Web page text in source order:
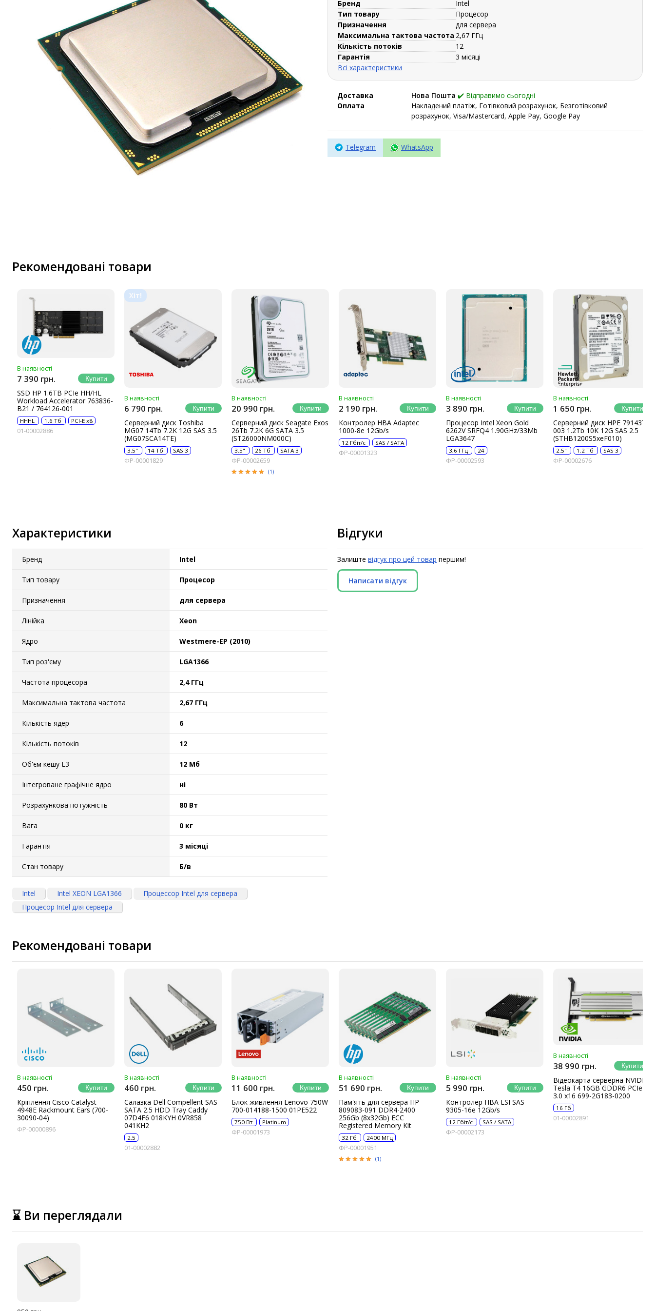
Жорсткі диски та SSD
SAS диски
SATA диски
NVMe диски
Кулери та системи охолодження
Кошики та салазки для жорстких дисків
Павербанки
Кабелі, роз'єми, перехідники
Аксесуари для ноутбуків
Акумулятори
Зовнішні блоки живлення
Монітори
Клавіатури, миші, комплекти
Відеоспостереження
Бренд
Intel
Тип товару
Процесор
Призначення
для сервера
Максимальна тактова частота 2,67 ГГц
Кількість потоків
12
Гарантія
3 місяці
Всі характеристики
Доставка Нова Пошта ✔️ Відправимо сьогодні
Оплата
Накладений платіж, Готівковий розрахунок, Безготівковий
розрахунок, Visa/Mastercard, Apple Pay, Google Pay
Telegram WhatsApp
Рекомендовані товари
В наявності
7 390 грн.
SSD HP 1.6TB PCIe HH/HL
Workload Accelerator 763836-
B21 / 764126-001
HHHL 1.6 Тб PCI-E x8
01-00002886
Хіт!
В наявності
6 790 грн.
Серверний диск Toshiba
MG07 14Tb 7.2K 12G SAS 3.5
(MG07SCA14TE)
3.5" 14 Тб SAS 3
ФР-00001829
В наявності
20 990 грн.
Серверний диск Seagate Exos
26Tb 7.2K 6G SATA 3.5
(ST26000NM000C)
3.5" 26 Тб SATA 3
ФР-00002659
(1)
В наявності
2 190 грн.
Контролер HBA Adaptec
1000-8e 12Gb/s
12 Гбіт/с SAS / SATA
ФР-00001323
В наявності
3 890 грн.
Процесор Intel Xeon Gold
6262V SRFQ4 1.90GHz/33Mb
LGA3647
3,6 ГГц 24
ФР-00002593
В наявності
1 650 грн.
Серверний диск HPE 791437-
003 1.2Tb 10K 12G SAS 2.5
(STHB1200S5xeF010)
2.5" 1.2 Тб SAS 3
ФР-00002676
Характеристики
Бренд Intel
Тип товару Процесор
Призначення для сервера
Лінійка Xeon
Ядро Westmere-EP (2010)
Тип роз'єму LGA1366
Частота процесора 2,4 ГГц
Максимальна тактова частота 2,67 ГГц
Кількість ядер 6
Кількість потоків 12
Об'єм кешу L3 12 Мб
Інтегроване графічне ядро ні
Розрахункова потужність 80 Вт
Вага 0 кг
Гарантія 3 місяці
Стан товару Б/в
Intel Intel XEON LGA1366
Процессор Intel для сервера
Процесор Intel для сервера
Відгуки
Залиште відгук про цей товар першим!
Написати відгук
Рекомендовані товари
В наявності
450 грн.
Кріплення Cisco Catalyst
4948E Rackmount Ears (700-
30090-04)
ФР-00000896
В наявності
460 грн.
Салазка Dell Compellent SAS
SATA 2.5 HDD Tray Caddy
07D4F6 018KYH 0VR858
041KH2
2.5
01-00002882
В наявності
11 600 грн.
Блок живлення Lenovo 750W
700-014188-1500 01PE522
750 Вт Platinum
ФР-00001973
В наявності
51 690 грн.
Пам'ять для сервера HP
809083-091 DDR4-2400
256Gb (8x32Gb) ECC
Registered Memory Kit
32 Гб 2400 МГц
ФР-00001951
(1)
В наявності
5 990 грн.
Контролер HBA LSI SAS
9305-16e 12Gb/s
12 Гбіт/с SAS / SATA
ФР-00002173
В наявності
38 990 грн.
Відеокарта серверна NVIDIA
Tesla T4 16GB GDDR6 PCIe
3.0 x16 699-2G183-0200
16 Гб
01-00002891
⌛ Ви переглядали